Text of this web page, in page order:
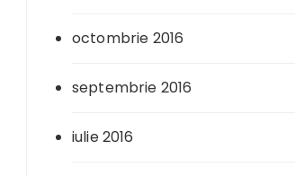
octombrie 2016
septembrie 2016
iulie 2016